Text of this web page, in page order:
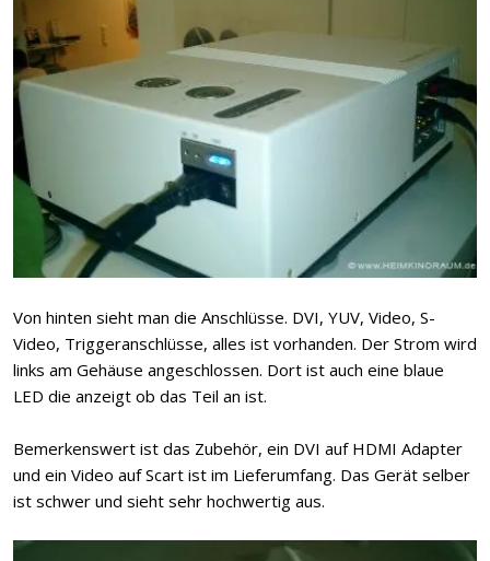
Von hinten sieht man die Anschlüsse. DVI, YUV, Video, S-
Video, Triggeranschlüsse, alles ist vorhanden. Der Strom wird
links am Gehäuse angeschlossen. Dort ist auch eine blaue
LED die anzeigt ob das Teil an ist.
Bemerkenswert ist das Zubehör, ein DVI auf HDMI Adapter
und ein Video auf Scart ist im Lieferumfang. Das Gerät selber
ist schwer und sieht sehr hochwertig aus.